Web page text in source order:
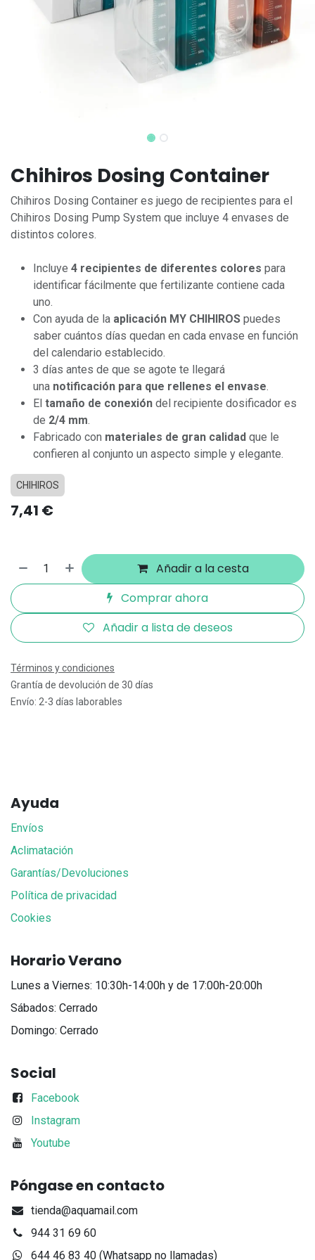
Chihiros Dosing Container
Chihiros Dosing Container es juego de recipientes para el
Chihiros Dosing Pump System que incluye 4 envases de
distintos colores.
Incluye 4 recipientes de diferentes colores para
identificar fácilmente que fertilizante contiene cada
uno.
Con ayuda de la aplicación MY CHIHIROS puedes
saber cuántos días quedan en cada envase en función
del calendario establecido.
3 días antes de que se agote te llegará
una notificación para que rellenes el envase.
El tamaño de conexión del recipiente dosificador es
de 2/4 mm.
Fabricado con materiales de gran calidad que le
confieren al conjunto un aspecto simple y elegante.
CHIHIROS
7,41 €
Añadir a la cesta
Comprar ahora
Añadir a lista de deseos
Términos y condiciones
Grantía de devolución de 30 días
Envío: 2-3 días laborables
Ayuda
Envíos
Aclimatación
Garantías/Devoluciones
Política de privacidad
Cookies
Horario Verano
Lunes a Viernes: 10:30h-14:00h y de 17:00h-20:00h
Sábados: Cerrado
Domingo: Cerrado
Social
Facebook
Instagram
Youtube
Póngase en contacto
tienda@aquamail.com
944 31 69 60
644 46 83 40 (Whatsapp no llamadas)